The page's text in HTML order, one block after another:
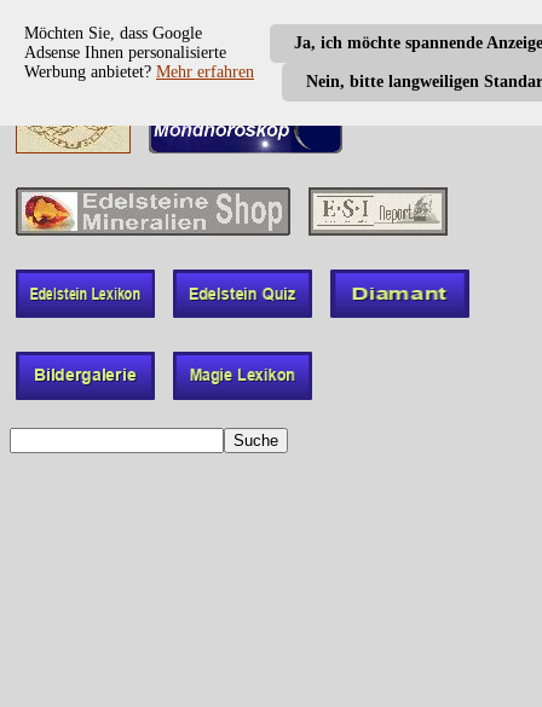
Ja, ich möchte spannende
Nein, bitte langweiligen
Möchten Sie, dass Google
Adsense Ihnen personalisierte
Werbung anbietet? Mehr erfahren